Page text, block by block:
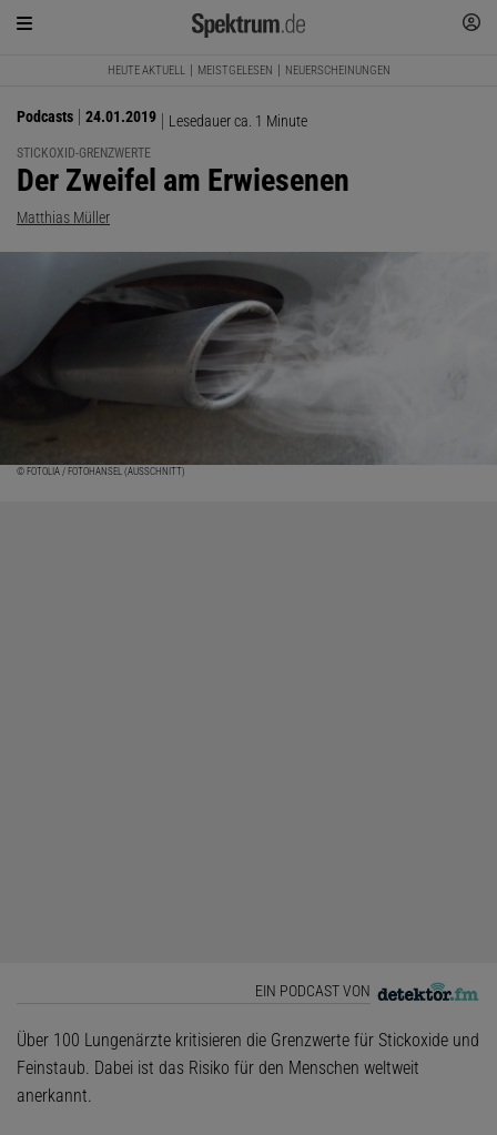
HEUTE AKTUELL MEISTGELESEN NEUERSCHEINUNGEN
Podcasts 24.01.2019 Lesedauer ca. 1 Minute
STICKOXID-GRENZWERTE
:
Der Zweifel am Erwiesenen
Matthias Müller
© FOTOLIA / FOTOHANSEL (AUSSCHNITT)
EIN PODCAST VON
Über 100 Lungenärzte kritisieren die Grenzwerte für Stickoxide und
Feinstaub. Dabei ist das Risiko für den Menschen weltweit
anerkannt.